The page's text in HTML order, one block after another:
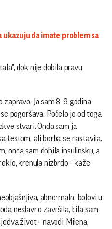
da imate problem sa
dok nije dobila pravu
Ja sam 8-9 godina
pogoršava. Počelo je od toga
stvari. Onda sam ja
testom, ali borba se nastavila.
onda sam dobila insulinsku, a
krenula nizbrdo - kaže
abnormalni bolovi u
neslavno završila, bila sam
život - navodi Milena,